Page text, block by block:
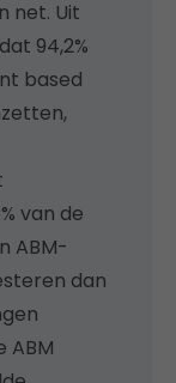
net. Uit
94,2%
based
van de
ABM-
dan
ABM